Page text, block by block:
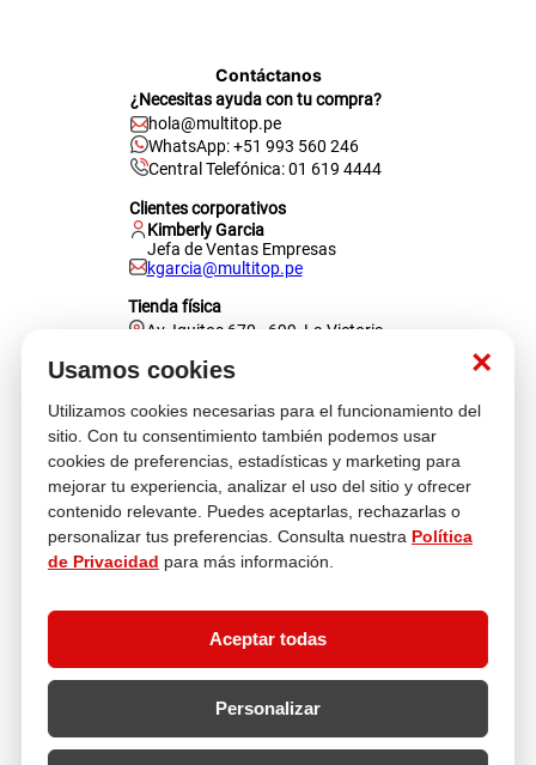
×
Usamos cookies
Utilizamos cookies necesarias para el funcionamiento del
sitio. Con tu consentimiento también podemos usar
cookies de preferencias, estadísticas y marketing para
mejorar tu experiencia, analizar el uso del sitio y ofrecer
contenido relevante. Puedes aceptarlas, rechazarlas o
personalizar tus preferencias. Consulta nuestra Política
de Privacidad para más información.
Aceptar todas
Personalizar
Contáctanos
¿Necesitas ayuda con tu compra?
hola@multitop.pe
WhatsApp: +51 993 560 246
Central Telefónica: 01 619 4444
Clientes corporativos
Kimberly Garcia
Jefa de Ventas Empresas
kgarcia@multitop.pe
Tienda física
Av. Iquitos 670 - 699, La Victoria
Feriados: 9:00 a.m. - 5:00 p.m.
Atención al cliente